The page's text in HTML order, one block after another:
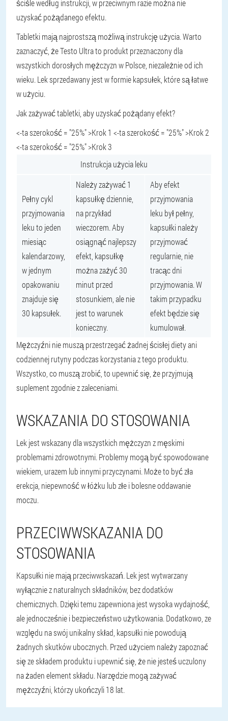
ściśle według instrukcji, w przeciwnym razie można nie
uzyskać pożądanego efektu.
Tabletki mają najprostszą możliwą instrukcję użycia. Warto
zaznaczyć, że Testo Ultra to produkt przeznaczony dla
wszystkich dorosłych mężczyzn w Polsce, niezależnie od ich
wieku. Lek sprzedawany jest w formie kapsułek, które są łatwe
w użyciu.
Jak zażywać tabletki, aby uzyskać pożądany efekt?
<-ta szerokość = "25%" >Krok 1 <-ta szerokość = "25%" >Krok 2
<-ta szerokość = "25%" >Krok 3
Instrukcja użycia leku
Pełny cykl
przyjmowania
leku to jeden
miesiąc
kalendarzowy,
w jednym
opakowaniu
znajduje się
30 kapsułek.
Należy zażywać 1
kapsułkę dziennie,
na przykład
wieczorem. Aby
osiągnąć najlepszy
efekt, kapsułkę
można zażyć 30
minut przed
stosunkiem, ale nie
jest to warunek
konieczny.
Aby efekt
przyjmowania
leku był pełny,
kapsułki należy
przyjmować
regularnie, nie
tracąc dni
przyjmowania. W
takim przypadku
efekt będzie się
kumulował.
Mężczyźni nie muszą przestrzegać żadnej ścisłej diety ani
codziennej rutyny podczas korzystania z tego produktu.
Wszystko, co muszą zrobić, to upewnić się, że przyjmują
suplement zgodnie z zaleceniami.
WSKAZANIA DO STOSOWANIA
Lek jest wskazany dla wszystkich mężczyzn z męskimi
problemami zdrowotnymi. Problemy mogą być spowodowane
wiekiem, urazem lub innymi przyczynami. Może to być zła
erekcja, niepewność w łóżku lub złe i bolesne oddawanie
moczu.
PRZECIWWSKAZANIA DO
STOSOWANIA
Kapsułki nie mają przeciwwskazań. Lek jest wytwarzany
wyłącznie z naturalnych składników, bez dodatków
chemicznych. Dzięki temu zapewniona jest wysoka wydajność,
ale jednocześnie i bezpieczeństwo użytkowania. Dodatkowo, ze
względu na swój unikalny skład, kapsułki nie powodują
żadnych skutków ubocznych. Przed użyciem należy zapoznać
się ze składem produktu i upewnić się, że nie jesteś uczulony
na żaden element składu. Narzędzie mogą zażywać
mężczyźni, którzy ukończyli 18 lat.